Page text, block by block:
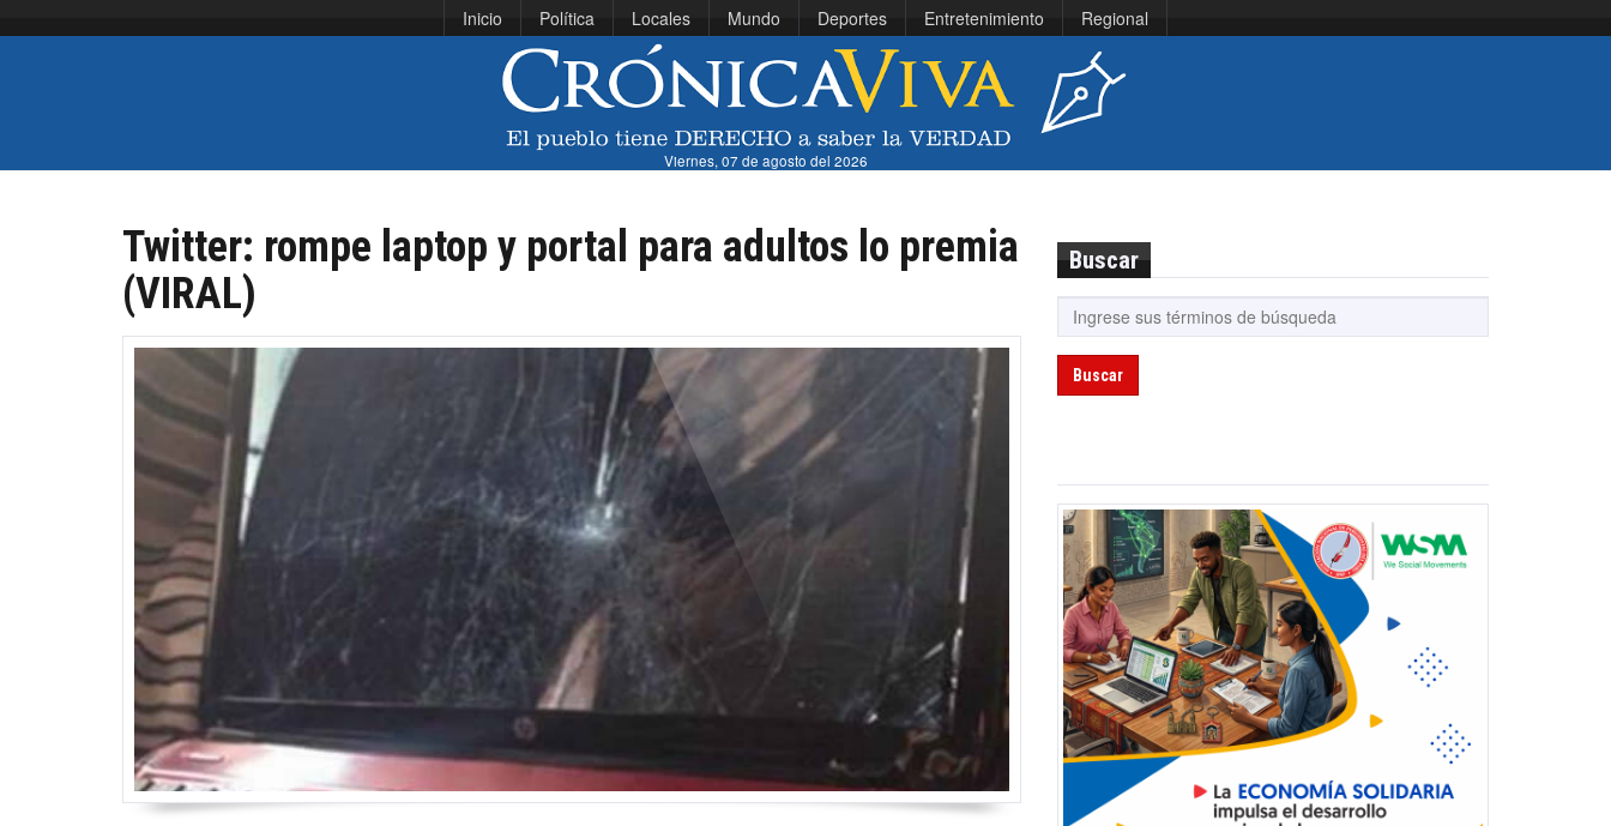
Inicio Política Locales Mundo Deportes Entretenimiento Regional
Viernes, 07 de agosto del 2026
Twitter: rompe laptop y portal para adultos lo premia
(VIRAL)
Buscar
Buscar